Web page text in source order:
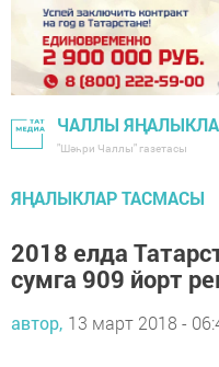
ЧАЛЛЫ
"Шәһри Чаллы" газетасы
ЯҢАЛЫКЛАР ТАСМАСЫ
2018 елда
сумга 909 йорт
автор, 13 март 2018 -